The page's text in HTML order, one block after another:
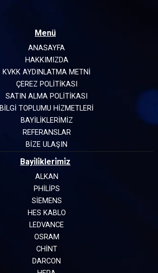
Menü
ANASAYFA
HAKKIMIZDA
KVKK AYDINLATMA METNİ
ÇEREZ POLİTİKASI
SATIN ALMA POLİTİKASI
BİLGİ TOPLUMU HİZMETLERİ
BAYİLİKLERİMİZ
REFERANSLAR
BİZE ULAŞIN
Bayi̇li̇kleri̇mi̇z
ALKAN
PHILIPS
SIEMENS
HES KABLO
LEDVANCE
OSRAM
CHINT
DARCON